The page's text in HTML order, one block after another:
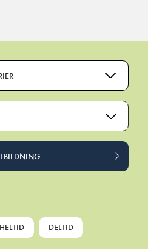
HELTID DELTID